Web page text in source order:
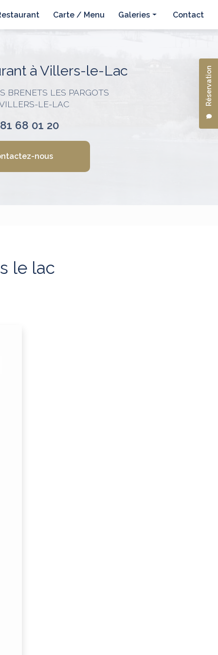
Réservation
Carte / Menu Galeries Contact
à Villers-le-Lac
BRENETS LES PARGOTS
LE-LAC
68 01 20
nous
le lac